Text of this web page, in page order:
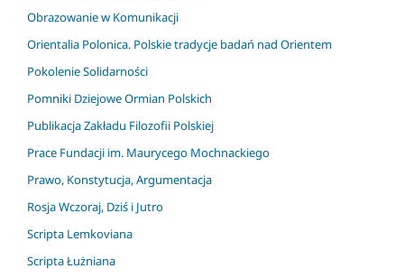
Obrazowanie w Komunikacji
Orientalia Polonica. Polskie tradycje badań nad Orientem
Pokolenie Solidarności
Pomniki Dziejowe Ormian Polskich
Publikacja Zakładu Filozofii Polskiej
Prace Fundacji im. Maurycego Mochnackiego
Prawo, Konstytucja, Argumentacja
Rosja Wczoraj, Dziś i Jutro
Scripta Lemkoviana
Scripta Łużniana